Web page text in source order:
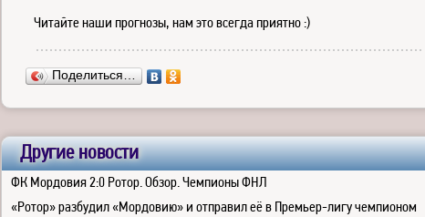
Читайте наши прогнозы, нам это всегда приятно :)
Поделиться…
Другие новости
ФК Мордовия 2:0 Ротор. Обзор. Чемпионы ФНЛ
«Ротор» разбудил «Мордовию» и отправил её в Премьер-лигу чемпионом